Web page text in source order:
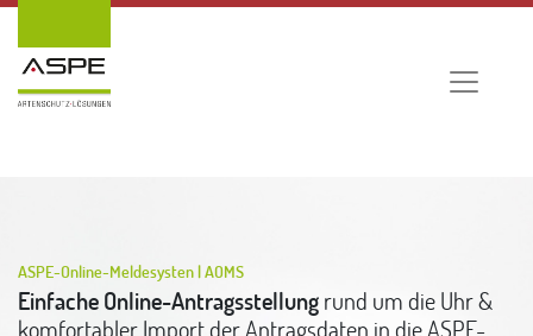
ASPE-Online-Meldesysten | AOMS
Einfache Online-Antragsstellungrund um die Uhr &
komfortabler Import der Antragsdaten in die ASPE-